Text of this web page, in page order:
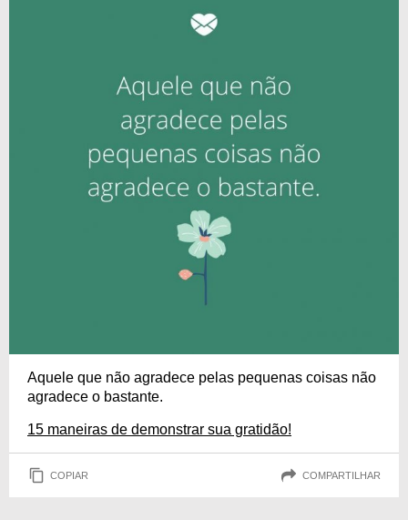
Aquele que não agradece pelas pequenas coisas não
agradece o bastante.
15 maneiras de demonstrar sua gratidão!
COPIAR COMPARTILHAR